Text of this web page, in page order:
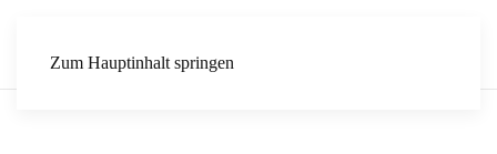
Zum Hauptinhalt springen